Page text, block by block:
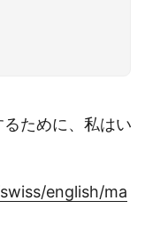
ために、私はい
english/ma